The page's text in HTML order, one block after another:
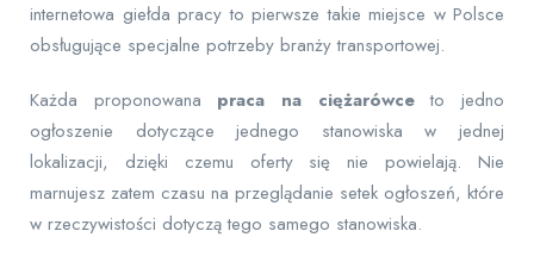
internetowa giełda pracy to pierwsze takie miejsce w Polsce
obsługujące specjalne potrzeby branży transportowej.
Każda proponowana praca na ciężarówceto jedno
ogłoszenie dotyczące jednego stanowiska w jednej
lokalizacji, dzięki czemu oferty się nie powielają. Nie
marnujesz zatem czasu na przeglądanie setek ogłoszeń, które
w rzeczywistości dotyczą tego samego stanowiska.